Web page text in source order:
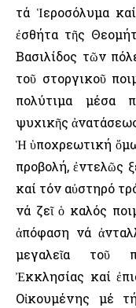
τά Ἱεροσόλυμα
ἐσθήτα τῆς
Βασιλίδος τῶν
τοῦ στοργικοῦ
πολύτιμα μέσα
ψυχικῆς
Ἡ ὑποχρεωτική
προβολή, ἐντελῶς
καί τόν αὐστηρό
νά ζεῖ ὁ καλός
ἀπόφαση νά
μεγαλεῖα τοῦ
Ἐκκλησίας καί
Οἰκουμένης μέ